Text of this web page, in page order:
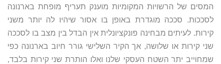
המסים של הרשויות המקומיות מוענק תעריף מופחת בארנונה
לסככות. סככה מוגדרת באופן בו אסור שיהיו לה יותר משני
קירות. לעיתים מבחינה פונקציונלית אין הבדל בין מצב בו לסככה
שני קירות או שלושה, אך הקיר השלישי גורר חיוב בארנונה כפי
שמחוייב יתר השטח העסקי שלנו ואלו הותרת שני קירות בלבד,